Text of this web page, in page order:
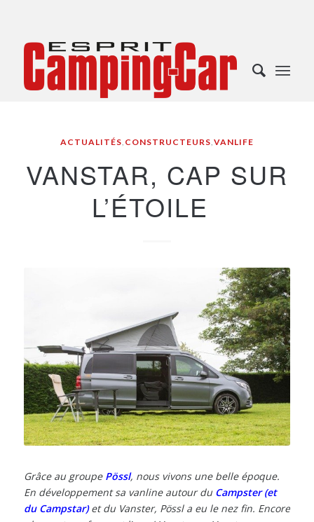
ACTUALITÉS, CONSTRUCTEURS,VANLIFE
VANSTAR, CAP SUR
L’ÉTOILE
Grâce au groupe Pössl, nous vivons une belle époque.
En développement sa vanline autour du Campster (et
du Campstar)et du Vanster, Pössl a eu le nez fin. Encore